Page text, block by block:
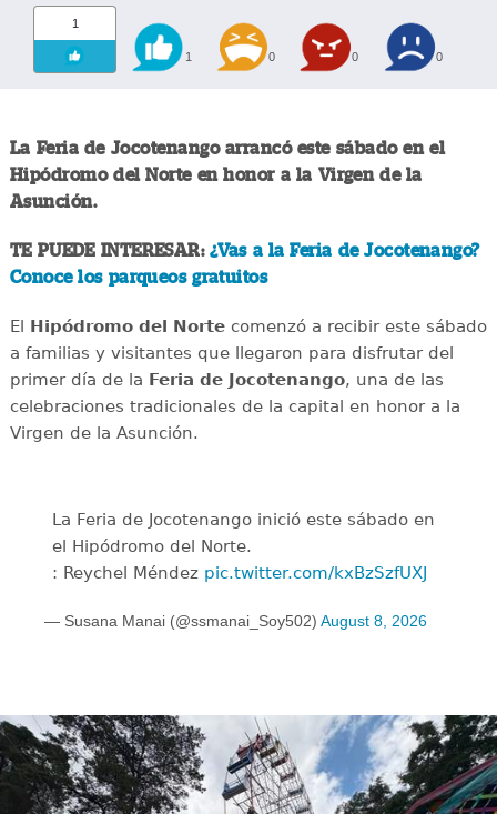
1
1 0 0 0
La Feria de Jocotenango arrancó este sábado en el
Hipódromo del Norte en honor a la Virgen de la
Asunción.
TE PUEDE INTERESAR:¿Vas a la Feria de Jocotenango?
Conoce los parqueos gratuitos
El Hipódromo del Nortecomenzó a recibir este sábado
a familias y visitantes que llegaron para disfrutar del
primer día de la Feria de Jocotenango, una de las
celebraciones tradicionales de la capital en honor a la
Virgen de la Asunción.
La Feria de Jocotenango inició este sábado en
el Hipódromo del Norte.
: Reychel Méndez pic.twitter.com/kxBzSzfUXJ
— Susana Manai (@ssmanai_Soy502) August 8, 2026